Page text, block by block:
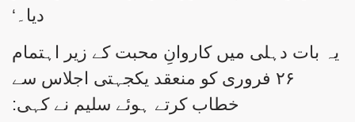
دیا۔‘
یہ بات دہلی میں کاروانِ محبت کے زیر اہتمام
۲۶ فروری کو منعقد یکجہتی اجلاس سے
خطاب کرتے ہوئے سلیم نے کہی: